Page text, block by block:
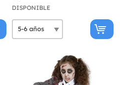
DISPONIBLE